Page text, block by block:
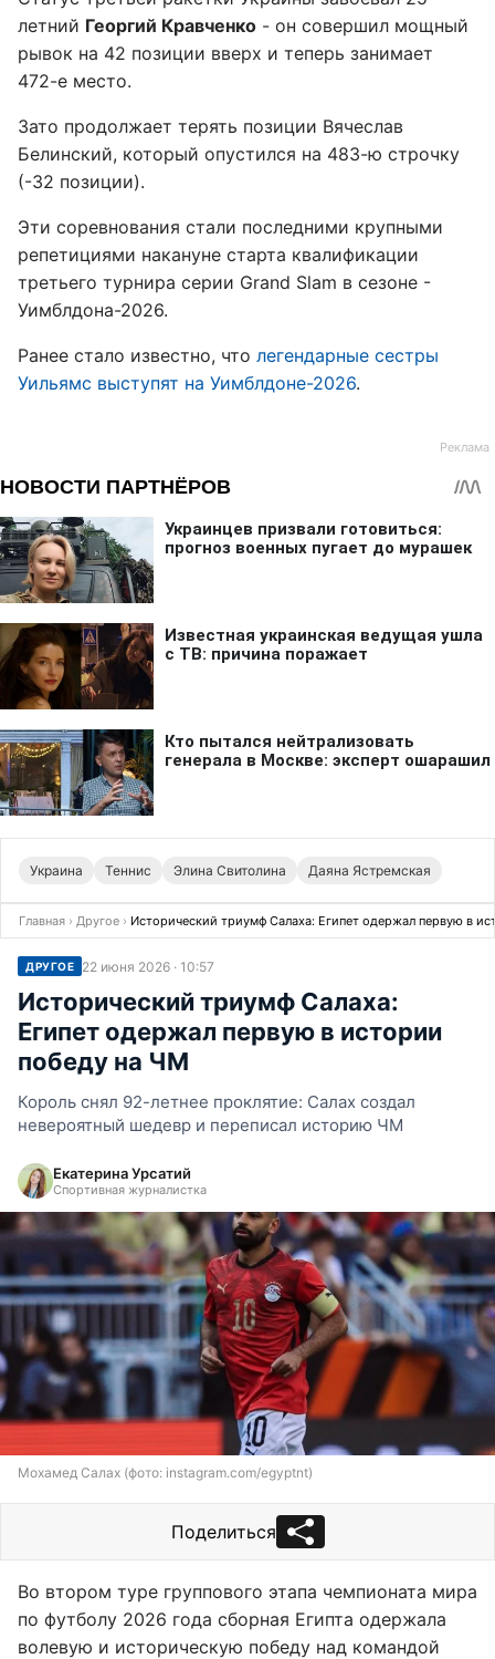
летний Георгий Кравченко - он совершил мощный
рывок на 42 позиции вверх и теперь занимает
472-е место.
Зато продолжает терять позиции Вячеслав
Белинский, который опустился на 483-ю строчку
(-32 позиции).
Эти соревнования стали последними крупными
репетициями накануне старта квалификации
третьего турнира серии Grand Slam в сезоне -
Уимблдона-2026.
Ранее стало известно, что легендарные сестры
Уильямс выступят на Уимблдоне-2026.
Украина Теннис Элина Свитолина Даяна Ястремская
Главная › Другое › Исторический триумф Салаха: Египет одержал первую в
ДРУГОЕ 22 июня 2026 · 10:57
Исторический триумф Салаха:
Египет одержал первую в истории
победу на ЧМ
Король снял 92-летнее проклятие: Салах создал
невероятный шедевр и переписал историю ЧМ
Екатерина Урсатий
Спортивная журналистка
Мохамед Салах (фото: instagram.com/egyptnt)
Поделиться
Во втором туре группового этапа чемпионата мира
по футболу 2026 года сборная Египта одержала
волевую и историческую победу над командой